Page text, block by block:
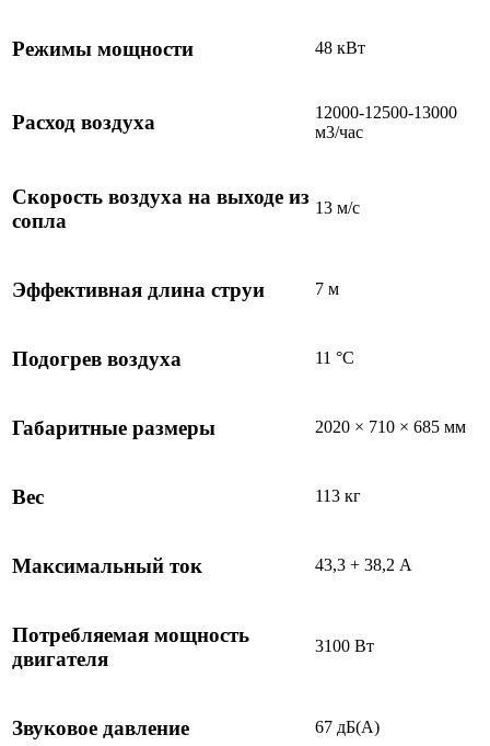
Режимы мощности 48 кВт
Расход воздуха
12000-12500-13000
м3/час
Скорость воздуха на выходе из
сопла
13 м/с
Эффективная длина струи 7 м
Подогрев воздуха 11 °C
Габаритные размеры 2020 × 710 × 685 мм
Вес 113 кг
Максимальный ток 43,3 + 38,2 А
Потребляемая мощность
двигателя
3100 Вт
Звуковое давление 67 дБ(А)